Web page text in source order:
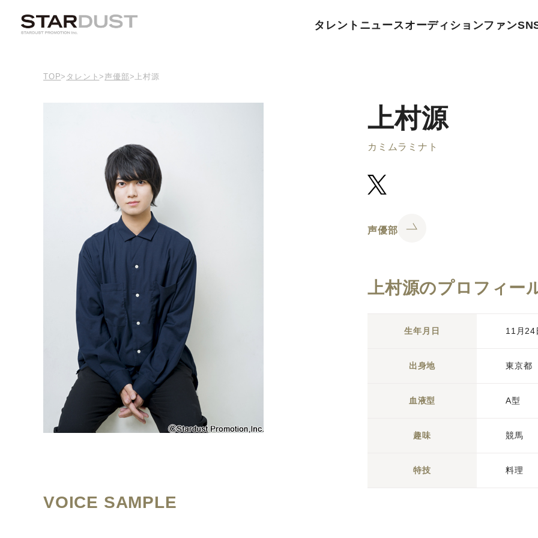
タレント ニュースオーディションファン
TOP> タレント> 声優部> 上村源
上村源
カミムラミナト
声優部
上村源のプロフィー
生年月日 11月24
出身地 東京都
血液型 A型
趣味 競馬
特技 料理
VOICE SAMPLE